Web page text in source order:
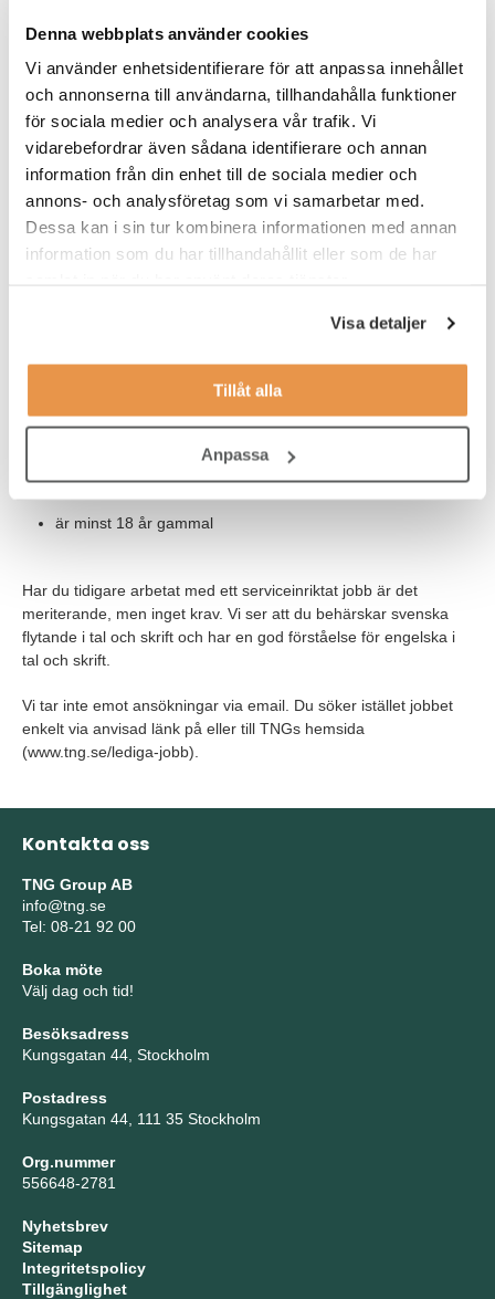
Denna webbplats använder cookies
Vi använder enhetsidentifierare för att anpassa innehållet
och annonserna till användarna, tillhandahålla funktioner
för sociala medier och analysera vår trafik. Vi
vidarebefordrar även sådana identifierare och annan
information från din enhet till de sociala medier och
annons- och analysföretag som vi samarbetar med.
Dessa kan i sin tur kombinera informationen med annan
information som du har tillhandahållit eller som de har
Visa detaljer
Tillåt alla
Anpassa
Under dina arbetspass kommer du att jobba ensam eller
tillsammans på din gymanläggning i Lund. Tjänsten är fast deltid
på 50 % med arbetstider måndag till torsdag kl. 15.45 - 20.15.
Tänkt start är omgående.
Du kommer att få en introduktion som ger dig en bra grund att
bygga vidare på i rollen som Gymvärd.
VEM ÄR DU?
Vi söker dig som:
har lätt att anpassa dig efter olika situationer
ser en långsiktighet med jobbet på Fitness24Seven
är minst 18 år gammal
Har du tidigare arbetat med ett serviceinriktat jobb är det
meriterande, men inget krav. Vi ser att du behärskar svenska
flytande i tal och skrift och har en god förståelse för engelska i
tal och skrift.
Vi tar inte emot ansökningar via email. Du söker istället jobbet
enkelt via anvisad länk på eller till TNGs hemsida
(www.tng.se/lediga-jobb).
Kontakta oss
TNG Group AB
info@tng.se
Tel: 08-21 92 00
Boka möte
Välj dag och tid!
Besöksadress
Kungsgatan 44, Stockholm
Postadress
Kungsgatan 44, 111 35 Stockholm
Org.nummer
556648-2781
Nyhetsbrev
Sitemap
Integritetspolicy
Tillgänglighet